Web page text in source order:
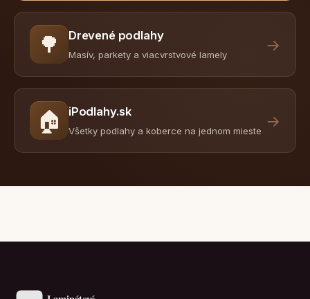
🌳 Drevené podlahy
Masív, parkety a viacvrstvové lamely
→
🏠 iPodlahy.sk
Všetky podlahy a koberce na jednom mieste
→